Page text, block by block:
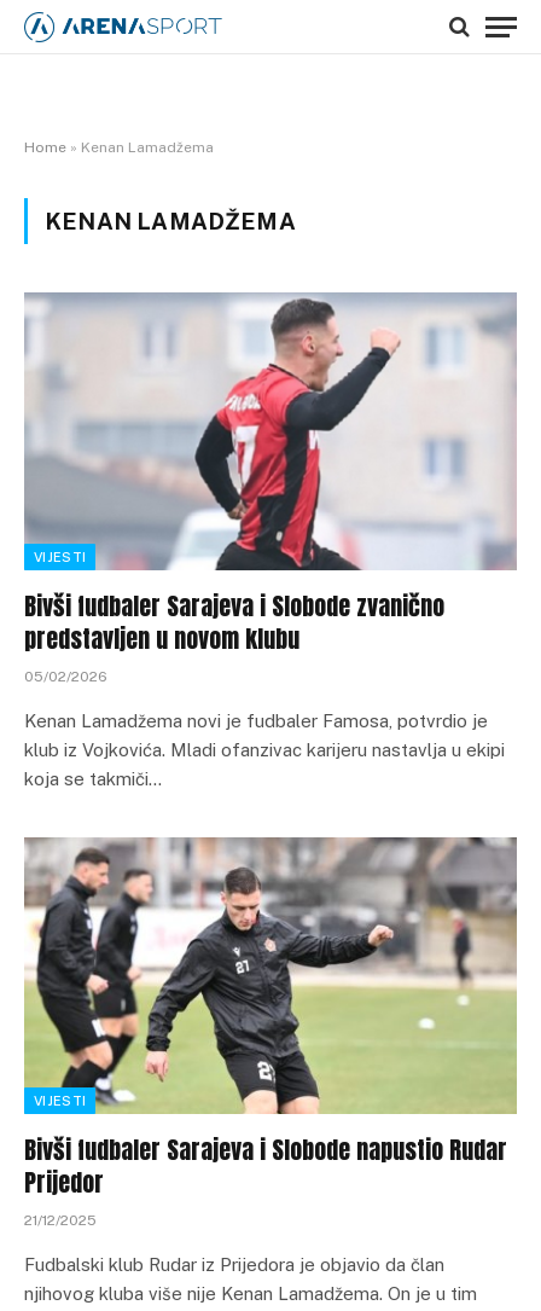
Home » Kenan Lamadžema
KENAN LAMADŽEMA
VIJESTI
Bivši fudbaler Sarajeva i Slobode zvanično
predstavljen u novom klubu
05/02/2026
Kenan Lamadžema novi je fudbaler Famosa, potvrdio je
klub iz Vojkovića. Mladi ofanzivac karijeru nastavlja u ekipi
koja se takmiči…
VIJESTI
Bivši fudbaler Sarajeva i Slobode napustio Rudar
Prijedor
21/12/2025
Fudbalski klub Rudar iz Prijedora je objavio da član
njihovog kluba više nije Kenan Lamadžema. On je u tim